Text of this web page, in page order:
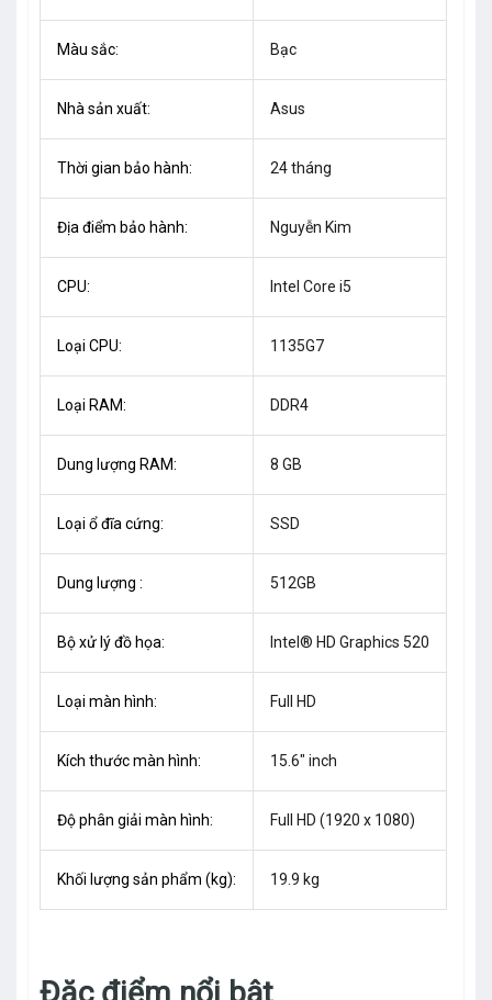
Màu sắc: Bạc
Nhà sản xuất: Asus
Thời gian bảo hành: 24 tháng
Địa điểm bảo hành: Nguyễn Kim
CPU: Intel Core i5
Loại CPU: 1135G7
Loại RAM: DDR4
Dung lượng RAM: 8 GB
Loại ổ đĩa cứng: SSD
Dung lượng : 512GB
Bộ xử lý đồ họa: Intel® HD Graphics 520
Loại màn hình: Full HD
Kích thước màn hình: 15.6" inch
Độ phân giải màn hình: Full HD (1920 x 1080)
Khối lượng sản phẩm (kg): 19.9 kg